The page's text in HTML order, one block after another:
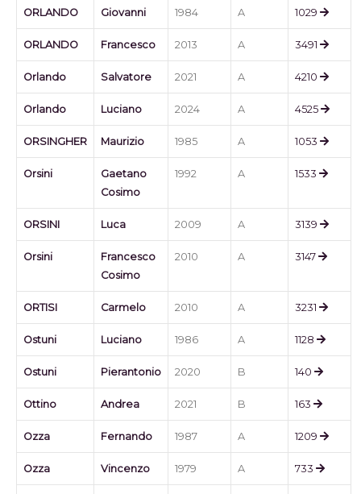
ORLANDO Giovanni 1984 A 1029
ORLANDO Francesco 2013 A 3491
Orlando Salvatore 2021 A 4210
Orlando Luciano 2024 A 4525
ORSINGHER Maurizio 1985 A 1053
Orsini
Gaetano
Cosimo
1992 A 1533
ORSINI Luca 2009 A 3139
Orsini
Francesco
Cosimo
2010 A 3147
ORTISI Carmelo 2010 A 3231
Ostuni Luciano 1986 A 1128
Ostuni Pierantonio 2020 B 140
Ottino Andrea 2021 B 163
Ozza Fernando 1987 A 1209
Ozza Vincenzo 1979 A 733